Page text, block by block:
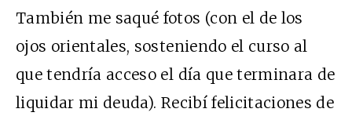
También me saqué fotos (con el de los
ojos orientales, sosteniendo el curso al
que tendría acceso el día que terminara de
liquidar mi deuda). Recibí felicitaciones de